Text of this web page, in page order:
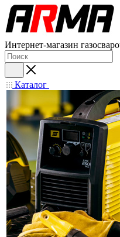
Интернет-магазин
Каталог